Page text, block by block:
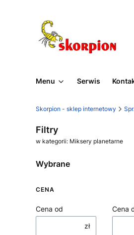
Menu Serwis
Skorpion - sklep internetowy
Filtry
w kategorii: Miksery planetarne
Wybrane
CENA
Cena od
zł
Cena